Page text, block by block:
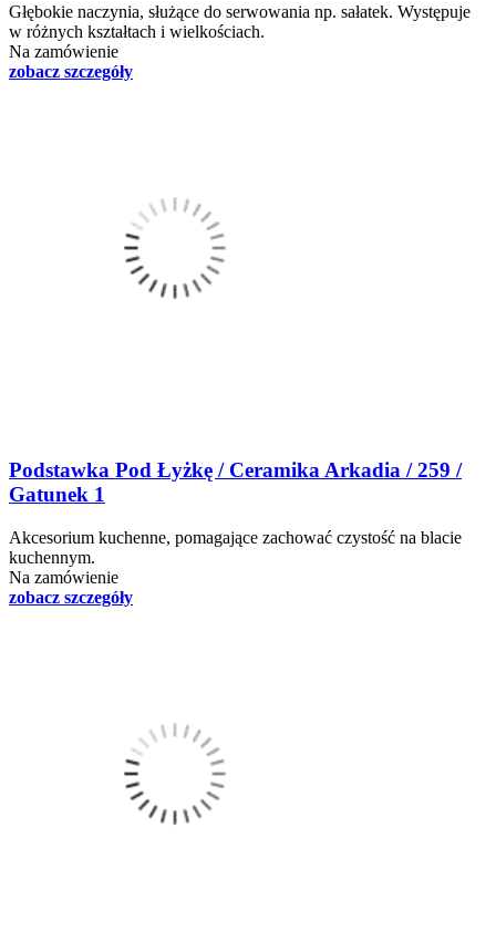
Głębokie naczynia, służące do serwowania np. sałatek. Występuje
w różnych kształtach i wielkościach.
Na zamówienie
zobacz szczegóły
Podstawka Pod Łyżkę / Ceramika Arkadia / 259 /
Gatunek 1
Akcesorium kuchenne, pomagające zachować czystość na blacie
kuchennym.
Na zamówienie
zobacz szczegóły